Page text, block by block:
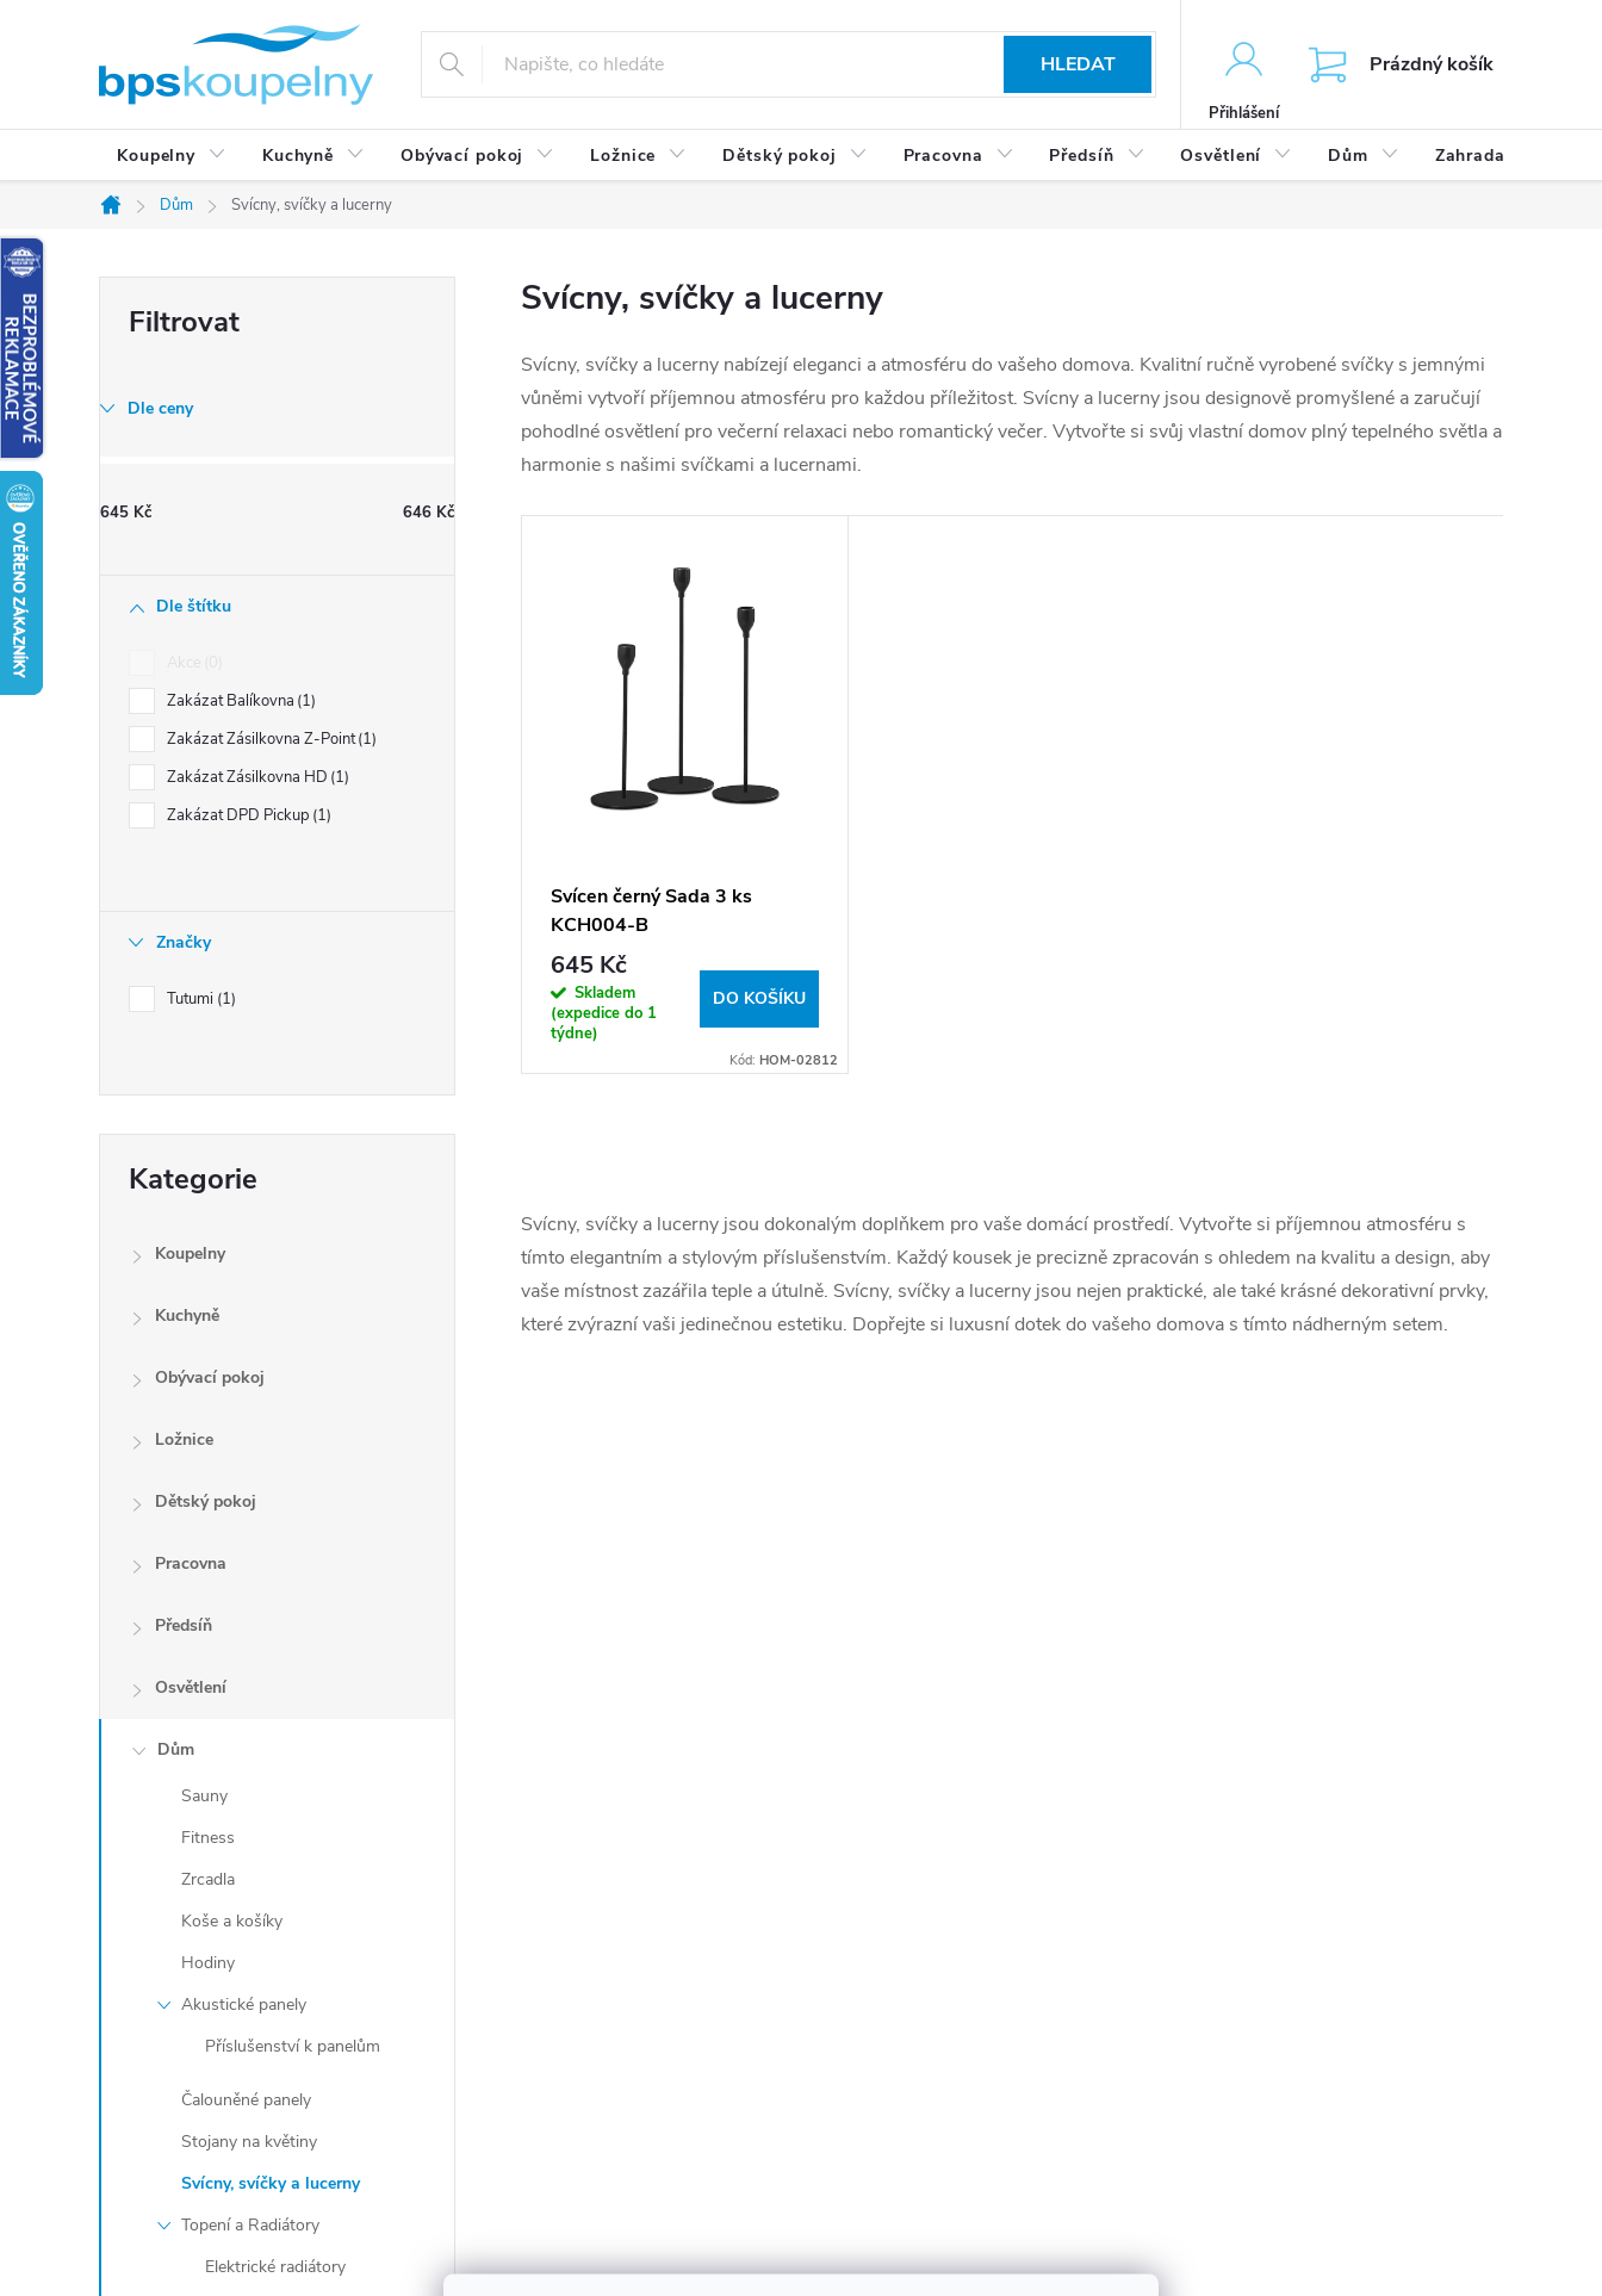
HLEDAT
Přihlášení
Prázdný košík
Koupelny Kuchyně Obývací pokoj Ložnice Dětský pokoj Pracovna Předsíň Osvětlení Dům Zahrada
Domů
Dům Svícny, svíčky a lucerny
t
n
Dle ceny
645 Kč 646 Kč
Dle štítku
Zakázat Balíkovna 1
Zakázat Zásilkovna Z-Point 1
Zakázat Zásilkovna HD 1
Zakázat DPD Pickup 1
Značky
Tutumi 1
kategorie
Kategorie
Koupelny
Kuchyně
Obývací pokoj
Ložnice
Dětský pokoj
Pracovna
Předsíň
Osvětlení
Dům
Sauny
Fitness
Zrcadla
Koše a košíky
Hodiny
Akustické panely
Příslušenství k panelům
Čalouněné panely
Stojany na květiny
Svícny, svíčky a lucerny
Topení a Radiátory
Elektrické radiátory
Svícny, svíčky a lucerny
Svícny, svíčky a lucerny nabízejí eleganci a atmosféru do vašeho domova. Kvalitní ručně vyrobené svíčky s jemnými
vůněmi vytvoří příjemnou atmosféru pro každou příležitost. Svícny a lucerny jsou designově promyšlené a zaručují
pohodlné osvětlení pro večerní relaxaci nebo romantický večer. Vytvořte si svůj vlastní domov plný tepelného světla a
harmonie s našimi svíčkami a lucernami.
Svícen černý Sada 3 ks
KCH004-B
645 Kč
Skladem
(expedice do 1
týdne)
DO KOŠÍKU
Kód:HOM-02812
l
á
d
a
Svícny, svíčky a lucerny jsou dokonalým doplňkem pro vaše domácí prostředí. Vytvořte si příjemnou atmosféru s
tímto elegantním a stylovým příslušenstvím. Každý kousek je precizně zpracován s ohledem na kvalitu a design, aby
vaše místnost zazářila teple a útulně. Svícny, svíčky a lucerny jsou nejen praktické, ale také krásné dekorativní prvky,
které zvýrazní vaši jedinečnou estetiku. Dopřejte si luxusní dotek do vašeho domova s tímto nádherným setem.